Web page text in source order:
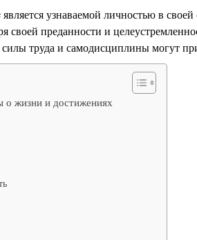
является узнаваемой личностью в
своей преданности и
труда и самодисциплины могут
о жизни и достижениях